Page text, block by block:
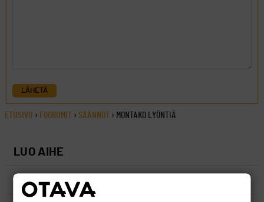
LÄHETÄ
ETUSIVU › FOORUMIT › SÄÄNNÖT › MONTAKO LYÖNTIÄ
LUO AIHE
SÄÄNNÖT